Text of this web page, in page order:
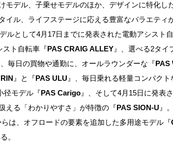
モデル、子乗せモデルのほか、デザインに特化し
イル、ライフステージに応える豊富なバラエティ
ルとして4月17日までに発表された電動アシスト自
スト自転車『PAS CRAIG ALLEY 』、選べる2タイ
、毎日の買物や通勤に、オールラウンダーな『PAS
』と『PAS ULU 』、毎日乗れる軽量コンパク
径モデル『PAS Carigo 』、そして4月15日に発表
える「わかりやすさ」が特徴の『PAS SION-U 』。
は、オフロードの要素を追加した多用途モデル『
。